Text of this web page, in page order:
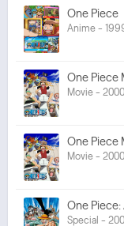
One Piece
Anime -
One Piece
Movie -
One Piece
Movie -
One
Special -